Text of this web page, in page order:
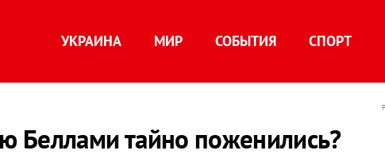
УКРАИНА МИР СОБЫТИЯ СПОРТ
Беллами тайно поженились?